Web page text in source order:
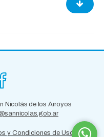
Nicolás de los Arroyos
y Condiciones de Uso